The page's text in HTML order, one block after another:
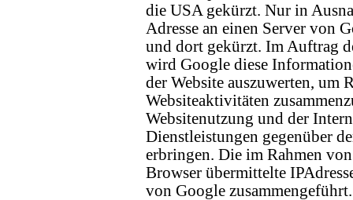
die USA gekürzt. Nur in
Adresse an einen Server von
und dort gekürzt. Im Auftrag
wird Google diese
der Website auszuwerten, um
Websiteaktivitäten
Websitenutzung und der
Dienstleistungen gegenüber
erbringen. Die im Rahmen
Browser übermittelte
von Google zusammengeführt.